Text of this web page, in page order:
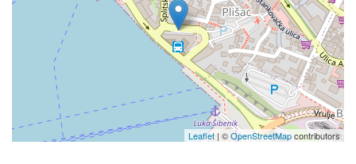
Leaflet | ©OpenStreetMapcontributors